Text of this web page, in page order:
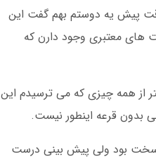
پیش یه دوستم بهم گفت این
های معتبری وجود دارن که
از همه چیزی که می ترسیدم این
بدون قرعه اینطور نیست.
سخت بود ولی پیش بینی درست